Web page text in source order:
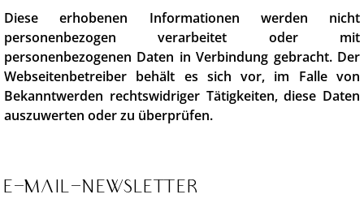
Diese erhobenen Informationen werden nicht
personenbezogen verarbeitet oder mit
personenbezogenen Daten in Verbindung gebracht. Der
Webseitenbetreiber behält es sich vor, im Falle von
Bekanntwerden rechtswidriger Tätigkeiten, diese Daten
auszuwerten oder zu überprüfen.
E-Mail-Newsletter